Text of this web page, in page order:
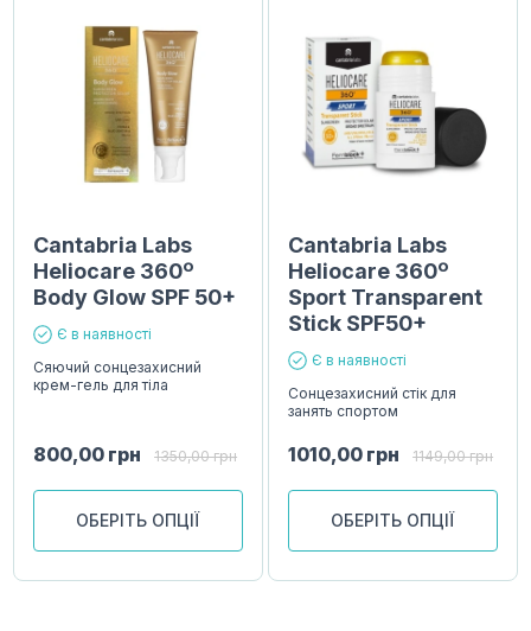
Cantabria Labs
Heliocare 360º
Body Glow SPF 50+
Є в наявності
Сяючий сонцезахисний
крем-гель для тіла
800,00 грн 1350,00грн
ОБЕРІТЬ ОПЦІЇ
Cantabria Labs
Heliocare 360º
Sport Transparent
Stick SPF50+
Є в наявності
Сонцезахисний стік для
занять спортом
1010,00 грн 1149,00грн
ОБЕРІТЬ ОПЦІЇ